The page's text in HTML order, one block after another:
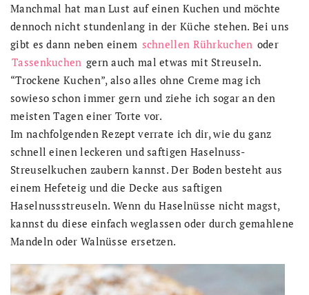
Manchmal hat man Lust auf einen Kuchen und möchte
dennoch nicht stundenlang in der Küche stehen. Bei uns
gibt es dann neben einem schnellen Rührkuchen oder
Tassenkuchen gern auch mal etwas mit Streuseln.
“Trockene Kuchen”, also alles ohne Creme mag ich
sowieso schon immer gern und ziehe ich sogar an den
meisten Tagen einer Torte vor.
Im nachfolgenden Rezept verrate ich dir, wie du ganz
schnell einen leckeren und saftigen Haselnuss-
Streuselkuchen zaubern kannst. Der Boden besteht aus
einem Hefeteig und die Decke aus saftigen
Haselnussstreuseln. Wenn du Haselnüsse nicht magst,
kannst du diese einfach weglassen oder durch gemahlene
Mandeln oder Walnüsse ersetzen.